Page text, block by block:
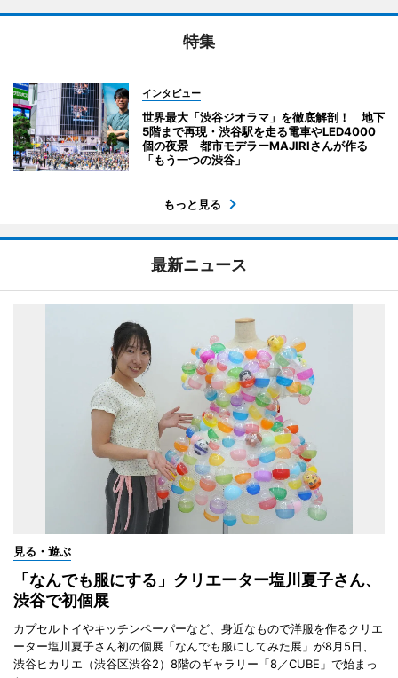
特集
インタビュー
世界最大「渋谷ジオラマ」を徹底解剖！ 地下
5階まで再現・渋谷駅を走る電車やLED4000
個の夜景 都市モデラーMAJIRIさんが作る
「もう一つの渋谷」
もっと見る
最新ニュース
見る・遊ぶ
「なんでも服にする」クリエーター塩川夏子さん、
渋谷で初個展
カプセルトイやキッチンペーパーなど、身近なもので洋服を作るクリエ
ーター塩川夏子さん初の個展「なんでも服にしてみた展」が8月5日、
渋谷ヒカリエ（渋谷区渋谷2）8階のギャラリー「8／CUBE」で始まっ